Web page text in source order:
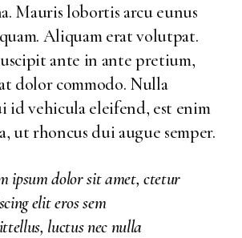
Mauris lobortis arcu eunus
Aliquam erat volutpat.
ante in ante pretium,
dolor commodo. Nulla
id vehicula eleifend, est enim
ut rhoncus dui augue semper.
ipsum dolor sit amet, ctetur
elit eros sem
luctus nec nulla